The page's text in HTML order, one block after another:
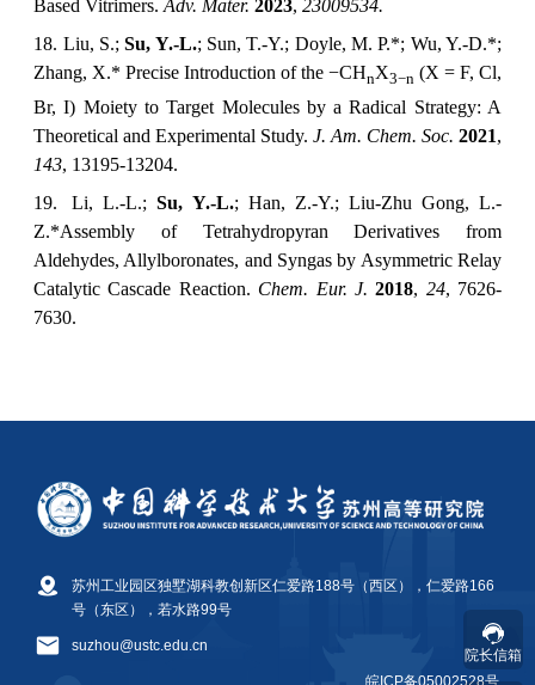
苏州工业园区独墅湖科教创新区仁爱路188号（西区），仁爱路166
号（东区），若水路99号
suzhou@ustc.edu.cn
皖ICP备05002528号
院长信箱